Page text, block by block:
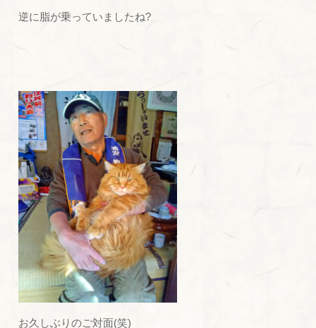
逆に脂が乗っていましたね?
お久しぶりのご対面(笑)